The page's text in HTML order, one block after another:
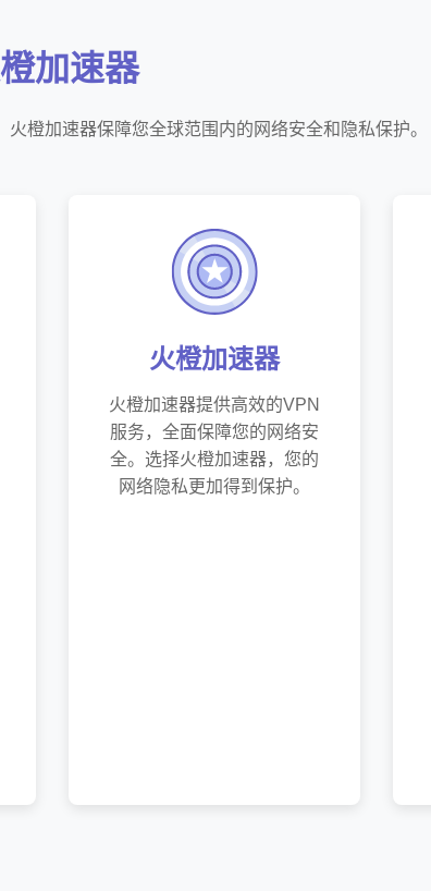
加速器
橙加速器保障您全球范围内的网络安全和隐私保护。
火橙加速器
火橙加速器提供高效的VPN
服务，全面保障您的网络安
全。选择火橙加速器，您的
网络隐私更加得到保护。